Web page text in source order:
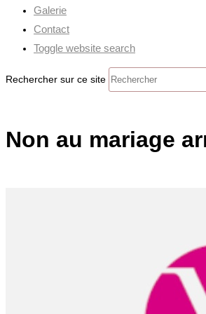
Galerie
Contact
Toggle website search
Rechercher sur ce site
Non au mariage